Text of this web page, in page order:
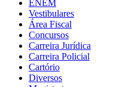
ENEM
Vestibulares
Área Fiscal
Concursos
Carreira Jurídica
Carreira Policial
Cartório
Diversos